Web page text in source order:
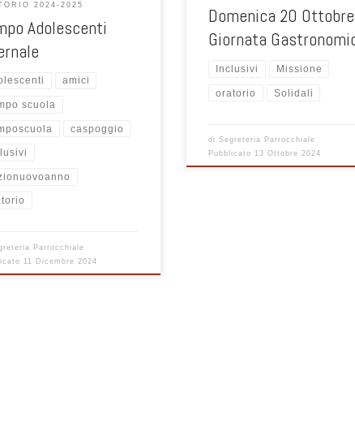
2024-2025
Adolescenti
amici
scuola
caspoggio
Parrocchiale
11 Dicembre 2024
Domenica 20
Giornata
Inclusivi Missione
oratorio Solidali
diSegreteria Parrocchiale
Pubblicato 13 Ottobre 2024